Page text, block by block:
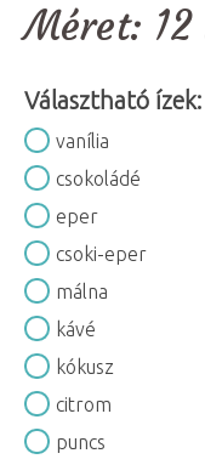
Méret:
Választható ízek:
vanília
csokoládé
eper
csoki-eper
málna
kávé
kókusz
citrom
puncs